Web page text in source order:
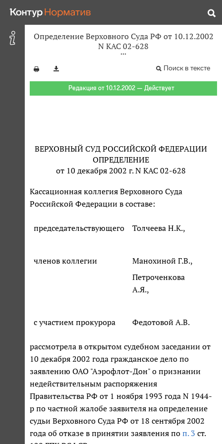
Определение Верховного Суда РФ от 10.12.2002
N КАС 02-628
Поиск в тексте
Редакция от 10.12.2002 — Действует
ВЕРХОВНЫЙ СУД РОССИЙСКОЙ ФЕДЕРАЦИИ
ОПРЕДЕЛЕНИЕ
от 10 декабря 2002 г. N КАС 02-628
Кассационная коллегия Верховного Суда
Российской Федерации в составе:
председательствующего Толчеева Н.К.,
членов коллегии
Манохиной Г.В.,
Петроченкова
А.Я.,
с участием прокурора Федотовой А.В.
рассмотрела в открытом судебном заседании от
10 декабря 2002 года гражданское дело по
заявлению ОАО "Аэрофлот-Дон" о признании
недействительным распоряжения
Правительства РФ от 1 ноября 1993 года N 1944-
р по частной жалобе заявителя на определение
судьи Верховного Суда РФ от 18 сентября 2002
года об отказе в принятии заявления по п. 3 ст.